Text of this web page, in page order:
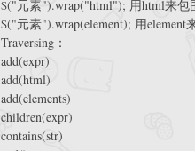
$("元素").wrap("html"); 用html来包
$("元素").wrap(element); 用element
Traversing：
add(expr)
add(html)
add(elements)
children(expr)
contains(str)